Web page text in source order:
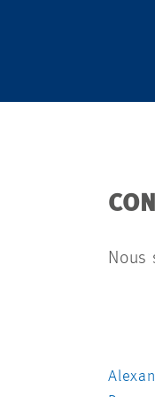
Nous